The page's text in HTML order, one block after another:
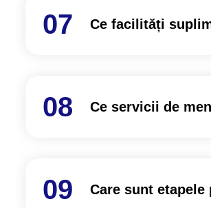
Ce facilități
Ce servicii de
Care sunt